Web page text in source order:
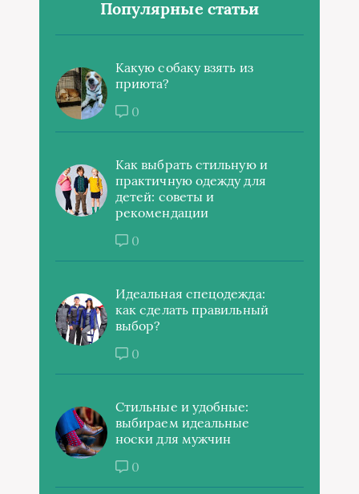
Популярные статьи
Какую собаку взять из
приюта?
0
Как выбрать стильную и
практичную одежду для
детей: советы и
рекомендации
0
Идеальная спецодежда:
как сделать правильный
выбор?
0
Стильные и удобные:
выбираем идеальные
носки для мужчин
0